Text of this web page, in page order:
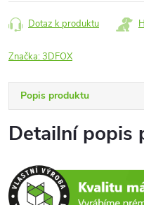
Dotaz k produktu
Značka:3DFOX
Popis produktu
Detailní popis